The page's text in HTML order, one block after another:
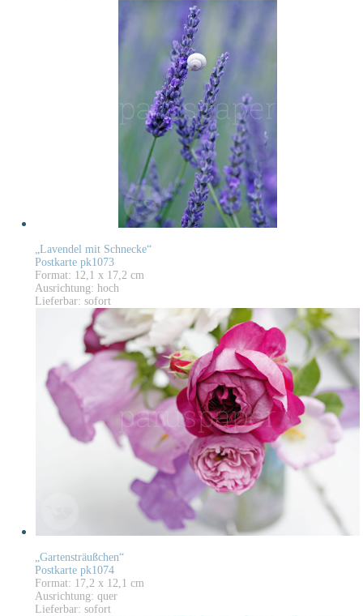
„Lavendel mit Schnecke“
Postkarte pk1073
Format: 12,1 x 17,2 cm
Ausrichtung: hoch
Lieferbar: sofort
„Gartensträußchen“
Postkarte pk1074
Format: 17,2 x 12,1 cm
Ausrichtung: quer
Lieferbar: sofort